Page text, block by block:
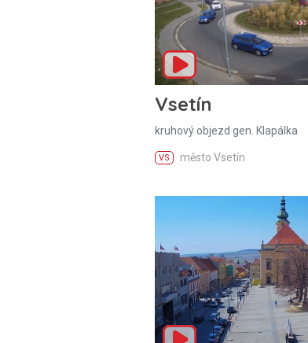
Vsetín
kruhový objezd gen. Klapálka
VS město Vsetín